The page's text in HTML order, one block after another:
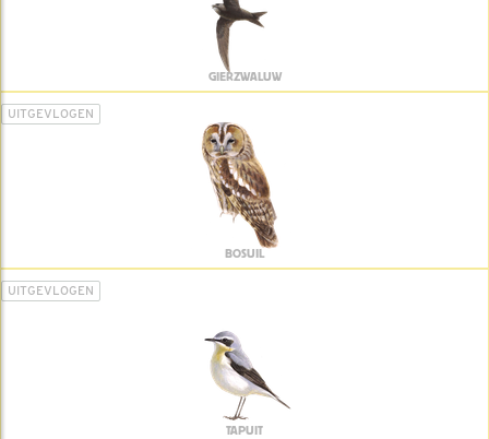
GIERZWALUW
UITGEVLOGEN
BOSUIL
UITGEVLOGEN
TAPUIT